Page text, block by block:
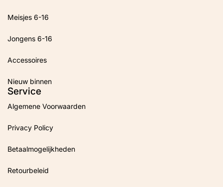
Meisjes 6-16
Jongens 6-16
Accessoires
Nieuw binnen
Service
Algemene Voorwaarden
Privacy Policy
Betaalmogelijkheden
Retourbeleid